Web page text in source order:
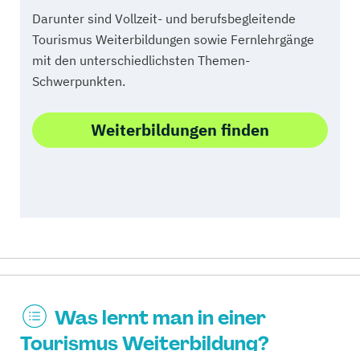
Darunter sind Vollzeit- und berufsbegleitende
Tourismus Weiterbildungen sowie Fernlehrgänge
mit den unterschiedlichsten Themen-
Schwerpunkten.
Weiterbildungen finden
Was lernt man in einer
Tourismus Weiterbildung?